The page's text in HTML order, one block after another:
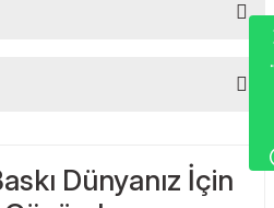
yorumu siz yapın!
Dünyanız İçin